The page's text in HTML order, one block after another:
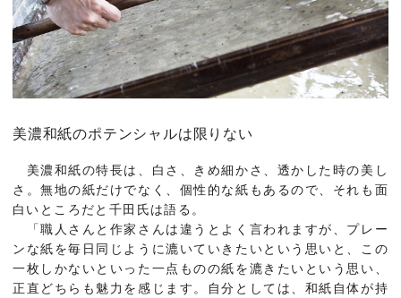
美濃和紙のポテンシャルは限りない
美濃和紙の特長は、白さ、きめ細かさ、透かした時の美し
さ。無地の紙だけでなく、個性的な紙もあるので、それも面
白いところだと千田氏は語る。
「職人さんと作家さんは違うとよく言われますが、プレー
ンな紙を毎日同じように漉いていきたいという思いと、この
一枚しかないといった一点ものの紙を漉きたいという思い、
正直どちらも魅力を感じます。自分としては、和紙自体が持